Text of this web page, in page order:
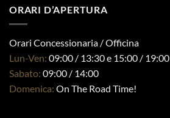
ORARI D’APERTURA
Orari Concessionaria / Officina
Lun-Ven: 09:00 / 13:30 e 15:00 / 19:00
Sabato: 09:00 / 14:00
Domenica: On The Road Time!